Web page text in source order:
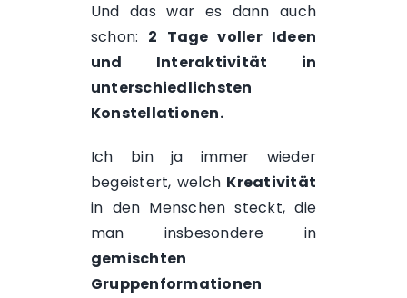
Und das war es dann auch
schon: 2 Tage voller Ideen
und Interaktivität in
unterschiedlichsten
Konstellationen.
Ich bin ja immer wieder
begeistert, welch Kreativität
in den Menschen steckt, die
man insbesondere in
gemischten
Gruppenformationen